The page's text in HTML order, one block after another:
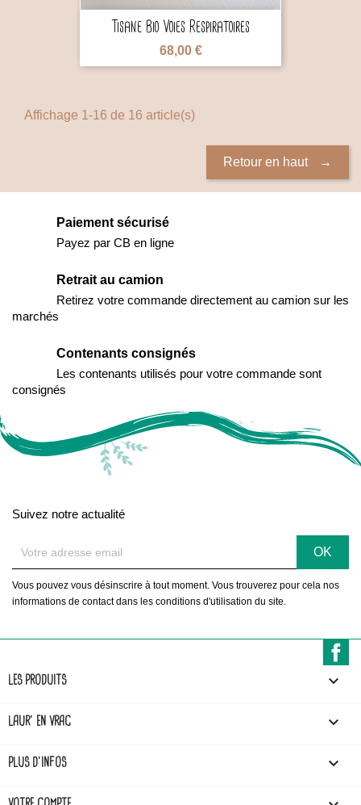
Tisane Bio Voies Respiratoires
68,00 €
Affichage 1-16 de 16 article(s)
Retour en haut
Paiement sécurisé
Payez par CB en ligne
Retrait au camion
Retirez votre commande directement au camion sur les
marchés
Contenants consignés
Les contenants utilisés pour votre commande sont
consignés
Suivez notre actualité
Vous pouvez vous désinscrire à tout moment. Vous trouverez pour cela nos
informations de contact dans les conditions d'utilisation du site.
LES PRODUITS 
LAUR' EN VRAC 
PLUS D'INFOS 